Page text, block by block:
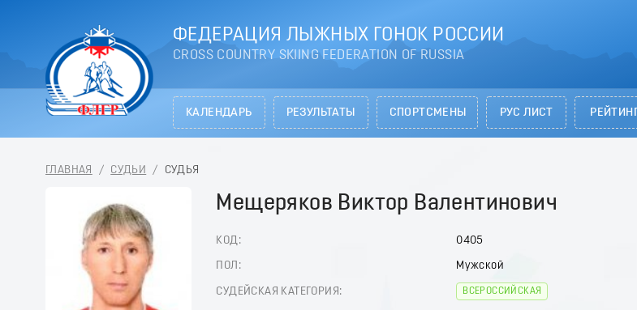
ФЕДЕРАЦИЯ ЛЫЖНЫХ ГОНОК РОССИИ
CROSS COUNTRY SKIING FEDERATION OF RUSSIA
КАЛЕНДАРЬ РЕЗУЛЬТАТЫ СПОРТСМЕНЫ РУС ЛИСТ РЕЙТИНГ
ГЛАВНАЯ / СУДЬИ / СУДЬЯ
Мещеряков Виктор Валентинович
КОД: 0405
ПОЛ: Мужской
СУДЕЙСКАЯ КАТЕГОРИЯ: ВСЕРОССИЙСКАЯ